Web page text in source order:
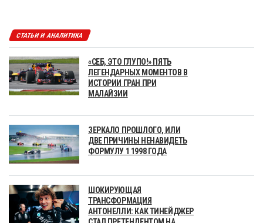
СТАТЬИ И АНАЛИТИКА
«СЕБ, ЭТО ГЛУПО!» ПЯТЬ
ЛЕГЕНДАРНЫХ МОМЕНТОВ В
ИСТОРИИ ГРАН ПРИ
МАЛАЙЗИИ
ЗЕРКАЛО ПРОШЛОГО, ИЛИ
ДВЕ ПРИЧИНЫ НЕНАВИДЕТЬ
ФОРМУЛУ 1 1998 ГОДА
ШОКИРУЮЩАЯ
ТРАНСФОРМАЦИЯ
АНТОНЕЛЛИ: КАК ТИНЕЙДЖЕР